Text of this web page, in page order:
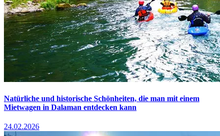
Natürliche und historische Schönheiten, die man mit einem
Mietwagen in Dalaman entdecken kann
24.02.2026